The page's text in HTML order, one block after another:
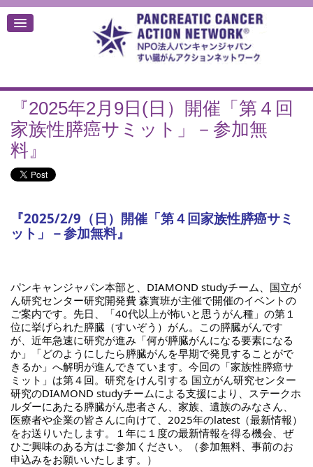
『2025年2月9日(日）開催「第４回
家族性膵癌サミット」－参加無
料』
『2025/2/9（日）開催「第４回家族性膵癌サミ
ット」－参加無料』
パンキャンジャパン本部と、DIAMOND studyチーム、国立が
ん研究センター研究開発費 森實班が主催で開催のイベントの
ご案内です。先日、「40代以上が怖いと思うがん種」の第１
位に挙げられた膵臓（すいぞう）がん。この膵臓がんです
が、近年急速に研究が進み「何が膵臓がんになる要素になる
か」「どのようにしたら膵臓がんを早期で発見することがで
きるか」へ解明が進んできています。今回の「家族性膵癌サ
ミット」は第４回。研究をけん引する 国立がん研究センター
研究のDIAMOND studyチームによる支援により、ステークホ
ルダーにあたる膵臓がん患者さん、家族、遺族のみなさん、
医療者や企業の皆さんに向けて、2025年のlatest（最新情報）
をお送りいたします。１年に１度の最新情報を得る機会、ぜ
ひご興味のある方はご参加ください。（参加無料、事前のお
申込みをお願いいたします。）